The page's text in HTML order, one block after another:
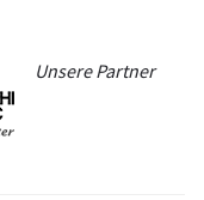
Unsere Partner